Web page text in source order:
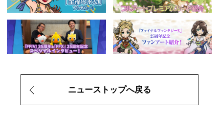
ニューストップへ戻る